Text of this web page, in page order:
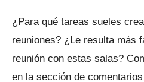
¿Para qué tareas sueles
reuniones? ¿Le resulta más
reunión con estas salas?
en la sección de